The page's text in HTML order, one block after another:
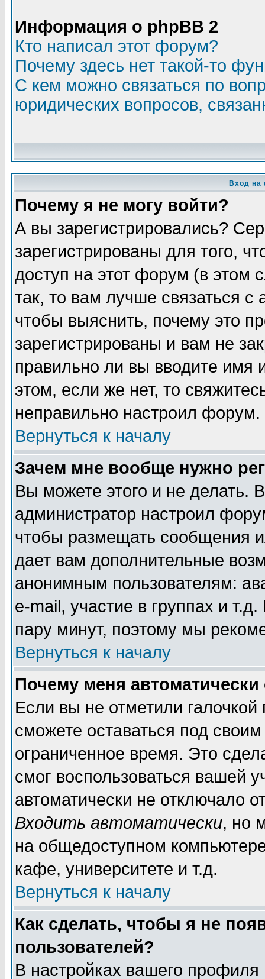
Информация о phpBB 2
Кто написал этот форум?
Почему здесь нет такой-то
С кем можно связаться по
юридических вопросов,
Вход на
Почему я не могу войти?
А вы зарегистрировались?
зарегистрированы для того,
доступ на этот форум (в этом
так, то вам лучше связаться
чтобы выяснить, почему это
зарегистрированы и вам не
правильно ли вы вводите
этом, если же нет, то
неправильно настроил форум.
Вернуться к началу
Зачем мне вообще нужно
Вы можете этого и не делать.
администратор настроил
чтобы размещать сообщения
дает вам дополнительные
анонимным пользователям:
e-mail, участие в группах и
пару минут, поэтому мы
Вернуться к началу
Почему меня автоматически
Если вы не отметили галочкой
сможете оставаться под
ограниченное время. Это
смог воспользоваться вашей
автоматически не отключало
Входить автоматически, но
на общедоступном
кафе, университете и т.д.
Вернуться к началу
Как сделать, чтобы я не
пользователей?
В настройках вашего